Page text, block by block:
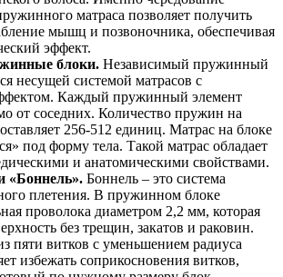
матраса позволяет получить
мышц и позвоночника, обеспечивая
эффект.
блоки. Независимый пружинный
несущей системой матрасов с
Каждый пружинный элемент
от соседних. Количество пружин на
256-512 единиц. Матрас на блоке
под форму тела. Такой матрас обладает
и анатомическими свойствами.
«Боннель». Боннель – это система
плетения. В пружинном блоке
проволока диаметром 2,2 мм, которая
без трещин, закатов и раковин.
пяти витков с уменьшением радиуса
избежать соприкосновения витков,